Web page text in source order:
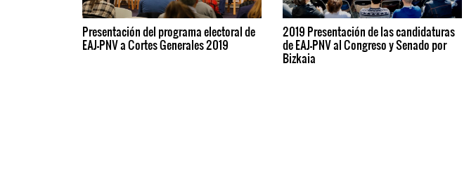
Presentación del programa electoral de
EAJ-PNV a Cortes Generales 2019
2019 Presentación de las candidaturas
de EAJ-PNV al Congreso y Senado por
Bizkaia